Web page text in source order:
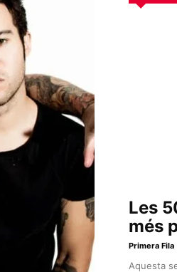
Les
més
Primera Fila
Aquesta